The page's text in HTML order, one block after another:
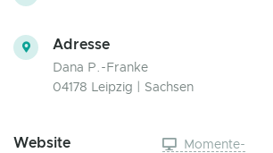
Adresse
Dana P.-Franke
04178 Leipzig | Sachsen
Website
Momente-